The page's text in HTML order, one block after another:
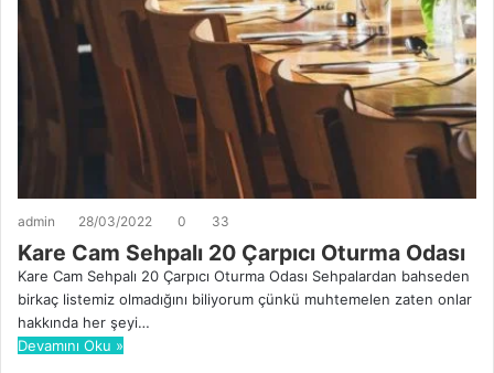
admin 28/03/2022 0 33
Kare Cam Sehpalı 20 Çarpıcı Oturma Odası
Kare Cam Sehpalı 20 Çarpıcı Oturma Odası Sehpalardan bahseden
birkaç listemiz olmadığını biliyorum çünkü muhtemelen zaten onlar
hakkında her şeyi…
Devamını Oku »